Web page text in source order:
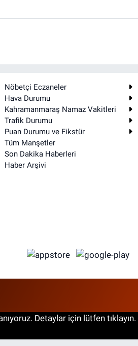
Nöbetçi Eczaneler
Hava Durumu
Kahramanmaraş Namaz Vakitleri
Trafik Durumu
Puan Durumu ve Fikstür
Tüm Manşetler
Son Dakika Haberleri
Haber Arşivi
Detaylar için lütfen tıklayın.